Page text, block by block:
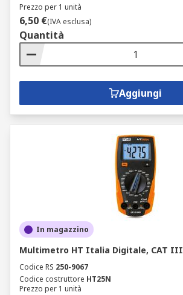
Prezzo per 1 unità
6,50 €(IVA esclusa)
Quantità
Aggiungi
In magazzino
Multimetro HT Italia Digitale, CAT III
Codice RS 250-9067
Codice costruttore HT25N
Prezzo per 1 unità